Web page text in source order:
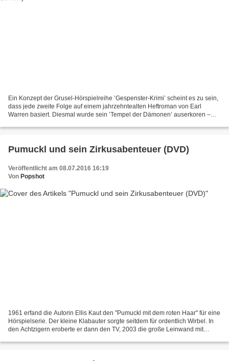
Ein Konzept der Grusel-Hörspielreihe ’Gespenster-Krimi’ scheint es zu sein,
dass jede zweite Folge auf einem jahrzehntealten Heftroman von Earl
Warren basiert. Diesmal wurde sein ’Tempel der Dämonen’ auserkoren –
Pumuckl und sein Zirkusabenteuer (DVD)
Veröffentlicht am 08.07.2016 16:19
Von Popshot
1961 erfand die Autorin Ellis Kaut den "Pumuckl mit dem roten Haar" für eine
Hörspielserie. Der kleine Klabauter sorgte seitdem für ordentlich Wirbel. In
den Achtzigern eroberte er dann den TV, 2003 die große Leinwand mit